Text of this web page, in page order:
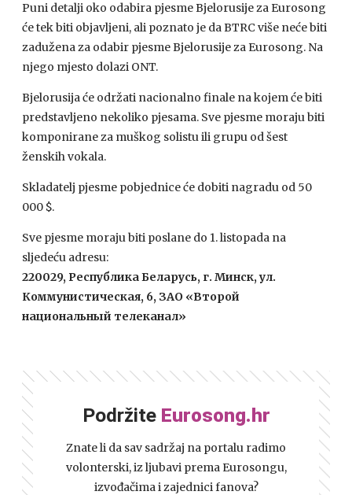
Puni detalji oko odabira pjesme Bjelorusije za Eurosong
će tek biti objavljeni, ali poznato je daBTRC više neće biti
zadužena za odabir pjesme Bjelorusije za Eurosong. Na
njego mjesto dolazi ONT.
Bjelorusija će održati nacionalno finale na kojem će biti
predstavljeno nekoliko pjesama. Sve pjesme moraju biti
komponirane za muškog solistu ili grupu od šest
ženskih vokala.
Skladatelj pjesme pobjednice će dobiti nagradu od 50
000 $.
Sve pjesme moraju biti poslane do 1. listopada na
sljedeću adresu:
220029, Республика Беларусь, г. Минск, ул.
Коммунистическая, 6, ЗАО «Второй
национальный телеканал»
Podržite Eurosong.hr
Znate li da sav sadržaj na portalu radimo
volonterski, iz ljubavi prema Eurosongu,
izvođačima i zajednici fanova?